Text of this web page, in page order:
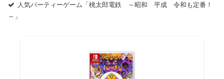
人気パーティーゲーム「桃太郎電鉄 ～昭和 平成 令和も定番！
～」